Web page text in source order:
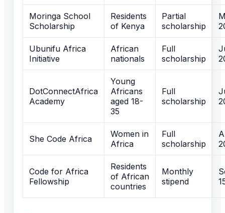
Moringa School
Scholarship
Residents
of Kenya
Partial
scholarship
Ubunifu Africa
Initiative
African
nationals
Full
scholarship
DotConnectAfrica
Academy
Young
Africans
aged 18-
35
Full
scholarship
She Code Africa
Women in
Africa
Full
scholarship
Code for Africa
Fellowship
Residents
of African
countries
Monthly
stipend